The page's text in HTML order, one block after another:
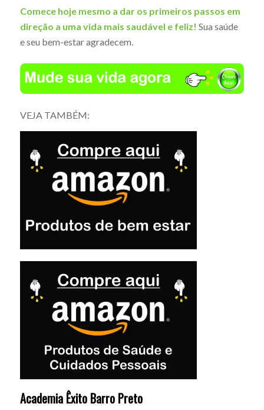
Comece hoje mesmo a dar os primeiros passos em
direção a uma vida mais saudável e feliz! Sua saúde
e seu bem-estar agradecem.
VEJA TAMBÉM:
Academia Êxito Barro Preto